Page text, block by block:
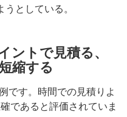
としている。
ントで見積る、
縮する
です。時間での見積りよ
であると評価されていま